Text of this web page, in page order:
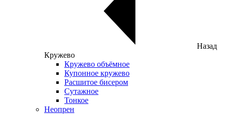
Назад
Кружево
Кружево объёмное
Купонное кружево
Расшитое бисером
Сутажное
Тонкое
Неопрен